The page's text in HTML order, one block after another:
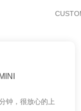
钟，很放心的上